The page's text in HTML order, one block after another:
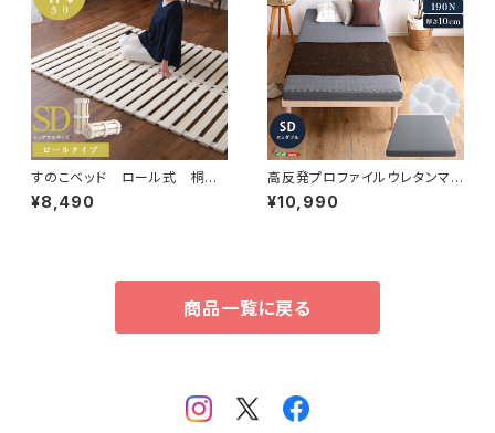
すのこベッド ロール式 桐仕
様(セミダブル)【Schlaf-シュラ
フ-】 桐 すのこ ロール式
¥8,490
高反発プロファイルウレタンマッ
トレス【Beleza10-ベレーザ・テ
ン-】(セミダブル) ORM-10SD
¥10,990
商品一覧に戻る